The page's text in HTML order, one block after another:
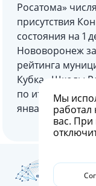
Росатома»
присутствия
состояния на 1
Нововоронеж
рейтинга
Кубка «Школы
по итогам
январе 2023-го.
Мы
вас.